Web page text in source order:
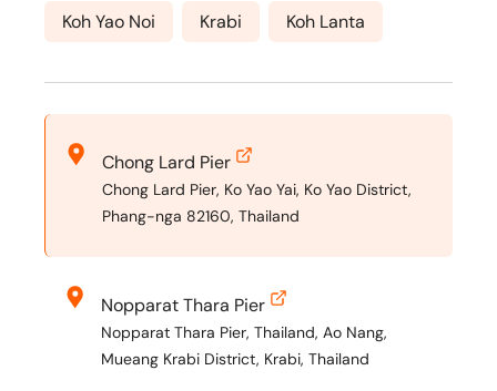
Koh Yao Noi Krabi Koh Lanta
Chong Lard Pier
Chong Lard Pier, Ko Yao Yai, Ko Yao District,
Phang-nga 82160, Thailand
Nopparat Thara Pier
Nopparat Thara Pier, Thailand, Ao Nang,
Mueang Krabi District, Krabi, Thailand